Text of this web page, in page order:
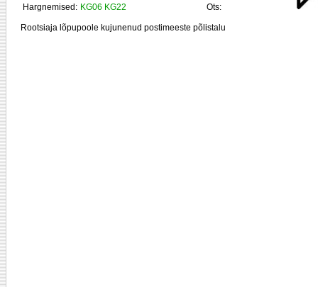
Hargnemised: KG06 KG22 Ots:
Rootsiaja lõpupoole kujunenud postimeeste põlistalu